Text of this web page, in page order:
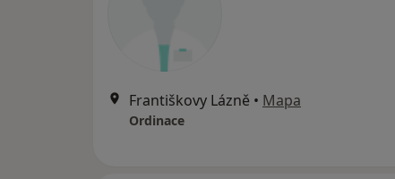
Františkovy Lázně • Mapa
Ordinace